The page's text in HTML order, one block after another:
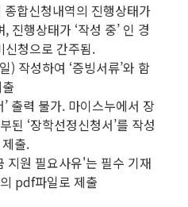
합신청내역의 진행상태가
진행상태가 ‘작성 중’ 인 경
신청으로 간주됨.
) 작성하여 ‘증빙서류’와 함
출력 불가. 마이스누에서 장
된 ‘장학선정신청서’를 작성
출.
지원 필요사유'는 필수 기재
pdf파일로 제출